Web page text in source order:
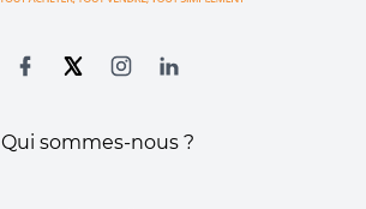
Qui sommes-nous ?